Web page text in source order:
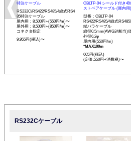
特注ケーブル
RS232C/RS422/RS485/4線式RS4
85特注ケーブル
屋内用：8,500円+(550円/m)〜
屋外用：8,500円+(850円/m)〜
コネクタ指定
9,955円(税込)〜
CBLTP-04 シールド付き4
ストペアケーブル (屋内用)
型番：CBLTP-04
RS422/RS485/4線式RS485
端バラケーブル
線径0.5mm(AWG24相当)/
外径6.2φ
屋内用(550円/m)
*MAX100m
605円(税込)
(定価:550円+消費税)〜
RS232Cケーブル